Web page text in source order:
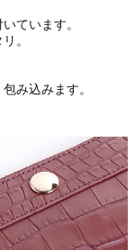
ています。
。
み込みます。